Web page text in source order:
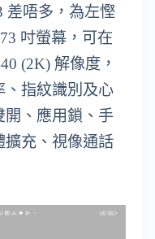
差唔多，為左慳
吋螢幕，可在
(2K) 解像度，
、指紋識別及心
開、應用鎖、手
擴充、視像通話